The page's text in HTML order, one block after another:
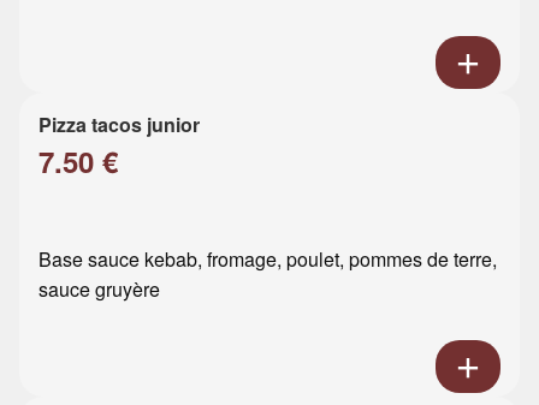
Pizza tacos junior
7.50 €
Base sauce kebab, fromage, poulet, pommes de terre,
sauce gruyère